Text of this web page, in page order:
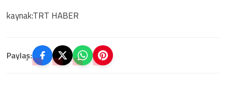
kaynak:TRT HABER
Paylaş: